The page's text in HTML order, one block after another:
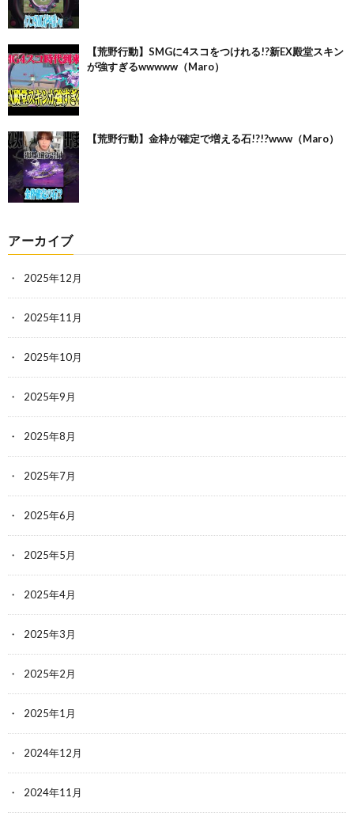
【荒野行動】SMGに4スコをつけれる!?新EX殿堂スキン
が強すぎるwwwww（Maro）
【荒野行動】金枠が確定で増える石!?!?www（Maro）
アーカイブ
2025年12月
2025年11月
2025年10月
2025年9月
2025年8月
2025年7月
2025年6月
2025年5月
2025年4月
2025年3月
2025年2月
2025年1月
2024年12月
2024年11月